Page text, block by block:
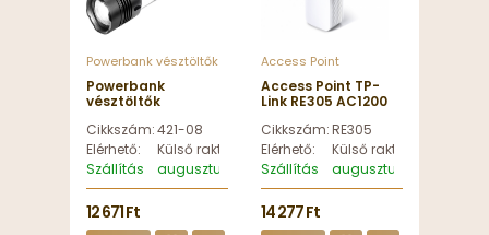
Powerbank vésztöltők
Powerbank
vésztöltők
7in1 Torch 5000mAh
PowerBank Black -
421-08
Cikkszám:421-08
Elérhető:
Külső raktáron
Szállítás
augusztus 12, szerda
12 671 Ft
Access Point
Access Point TP-
Link RE305 AC1200
Extender - RE305
Cikkszám:RE305
Elérhető:
Külső raktáron
Szállítás
augusztus 12, szerda
14 277 Ft